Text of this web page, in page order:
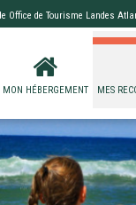
Office de Tourisme Landes
MON HÉBERGEMENT MES